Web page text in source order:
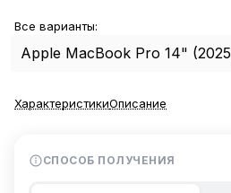
Все варианты:
ХарактеристикиОписание
СПОСОБ ПОЛУЧЕНИЯ